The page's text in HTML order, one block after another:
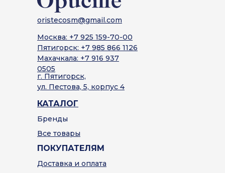
ПОКУПАТЕЛЯМ
Доставка и оплата
КАТАЛОГ
Бренды
Все товары
oristecosm@gmail.com
Москва: +7 925 159-70-00
Пятигорск: +7 985 866 1126
Махачкала: +7 916 937
0505
г. Пятигорск,
ул. Пестова, 5, корпус 4